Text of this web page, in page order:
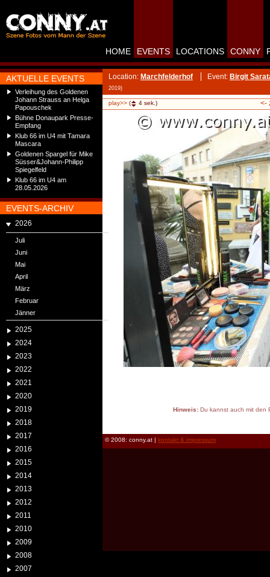
AKTUELLE EVENTS
Verleihung des Goldenen
Johann Strauss an Helga
Papouschek
Bühne Donaupark Presse-
Empfang
Klub 66 im U4 mit Tamara
Mascara
Goldenen Spargel für Mike
Süsser&Johann-Philipp
Spiegelfeld
Klub 66 im U4 am
28.05.2026
EVENTS-ARCHIV
2026
Juli
Juni
Mai
April
März
Februar
Jänner
2025
2024
2023
2022
2021
2020
2019
2018
2017
2016
2015
2014
2013
2012
2011
2010
2009
2008
2007
HOME EVENTS LOCATIONS CONNY
Location: Marchfelderhof Event: Birgit
2019)
play>> ( 4 sek.) <-
Hinweis:Du kannst auch mit den
© 2008: conny.at | kontakt & impressum